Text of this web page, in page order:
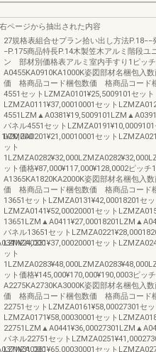
右ページから抽出された内容
27規格表組合せプラン拾い出し方法P.18−−
−P.175商品特長P.14木製笠木アルミ階段
ン 部材別価格表アルミ室内手すり1ピッ
A0455KA0910KA1000K姿図部材名梱包入
価 格商品コード梱包数価 格商品コード
4551セットLZMZA0101¥25,5009101セット
LZMZA0111¥37,00010001セット
パネル4551セットLZMZA0191¥10,0009101
LZMZA0201¥21,00010001セット
ット
ット価格¥87,000¥117,000¥128,0002ピッチ
A1365KA1820KA2000K姿図部材名梱包入
価 格商品コード梱包数価 格商品コード
13651セットLZMZA0131¥42,00018201セッ
LZMZA0141¥52,00020001セット
パネル13651セット
LZMZA0231¥37,00020001セット
ット
ット価格¥145,000¥170,000¥190,0003ピッ
A2275KA2730KA3000K姿図部材名梱包入
価 格商品コード梱包数価 格商品コード
22751セットLZMZA0161¥58,00027301セッ
LZMZA0171¥58,00030001セット
パネル22751セット
LZMZA0261¥65,00030001セット